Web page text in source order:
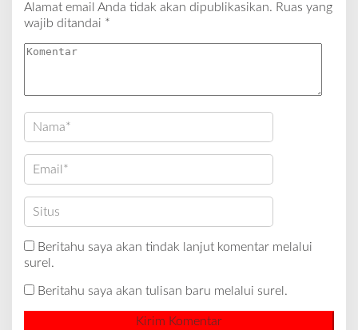
Alamat email Anda tidak akan dipublikasikan. Ruas yang
wajib ditandai *
Beritahu saya akan tindak lanjut komentar melalui
surel.
Beritahu saya akan tulisan baru melalui surel.